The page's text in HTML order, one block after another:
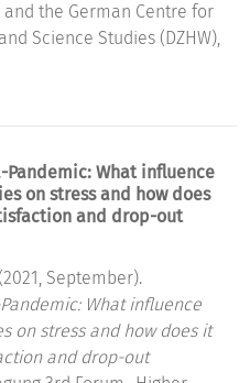
the German Centre for
Science Studies (DZHW),
What influence
on stress and how does
and drop-out
September).
What influence
on stress and how does it
and drop-out